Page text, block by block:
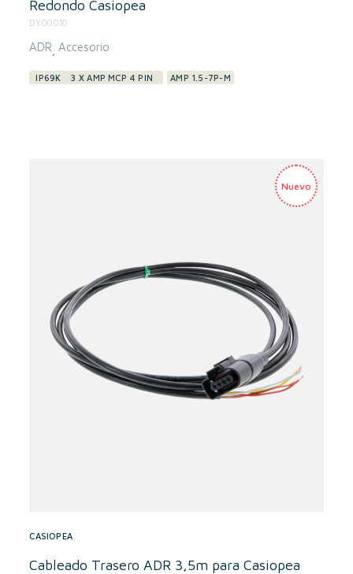
Redondo Casiopea
DY00010
ADR ,Accesorio
IP69K 3 X AMP MCP 4 PIN AMP 1.5-7P-M
CASIOPEA
Cableado Trasero ADR 3,5m para Casiopea